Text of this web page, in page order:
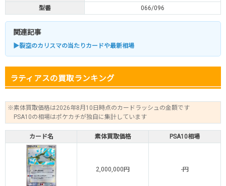
型番
066/096
関連記事
▶裂空のカリスマの当たりカードや最新相場
ラティアスの買取ランキング
※素体買取価格は2026年8月10日時点のカードラッシュの金額です
PSA10の相場はポケカチが独自に集計しています
カード名 素体買取価格 PSA10相場
2,000,000円 -円